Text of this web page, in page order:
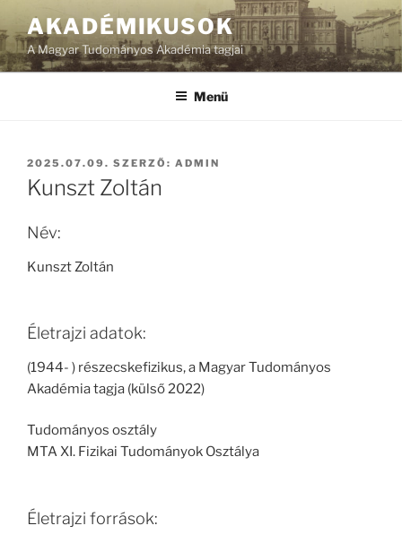
AKADÉMIKUSOK
A Magyar Tudományos Akadémia tagjai
Menü
BEKÜLDVE:
2025.07.09. SZERZŐ: ADMIN
Kunszt Zoltán
Név:
Kunszt Zoltán
Életrajzi adatok:
(1944- ) részecskefizikus, a Magyar Tudományos
Akadémia tagja (külső 2022)
Tudományos osztály
MTA XI. Fizikai Tudományok Osztálya
Életrajzi források: